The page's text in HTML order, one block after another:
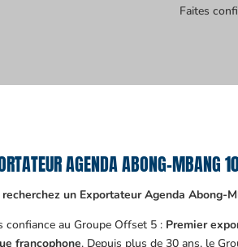
Faites
AGENDA ABONG-MBANG
recherchez un Exportateur Agenda Abong-
confiance au Groupe Offset 5 : Premier
francophone. Depuis plus de 30 ans, le